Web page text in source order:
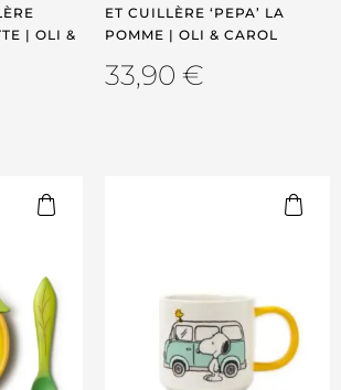
| OLI &
ET CUILLÈRE ‘PEPA’ LA
POMME | OLI & CAROL
33,90 €